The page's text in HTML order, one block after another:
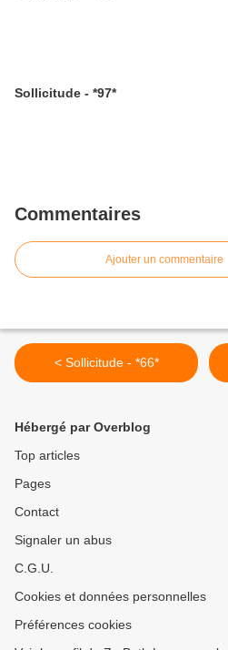
Sollicitude - *97*
Commentaires
Ajouter un commentaire
< Sollicitude - *66*
Hébergé par Overblog
Top articles
Pages
Contact
Signaler un abus
C.G.U.
Cookies et données personnelles
Préférences cookies